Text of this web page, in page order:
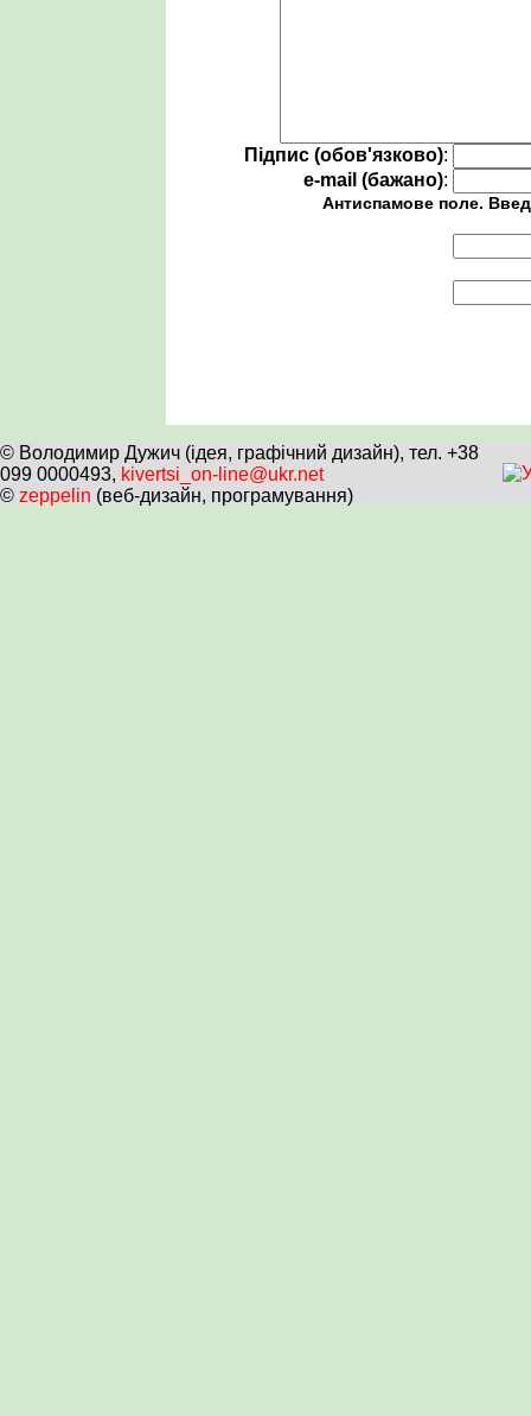
Підпис (обов'язково):
e-mail (бажано):
Антиспамове поле.
© Володимир Дужич (ідея, графічний дизайн), тел. +38
099 0000493, kivertsi_on-line@ukr.net
© zeppelin (веб-дизайн, програмування)